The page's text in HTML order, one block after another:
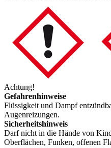
Achtung!
Gefahrenhinweise
Flüssigkeit und Dampf
Augenreizungen.
Sicherheitshinweis
Darf nicht in die Hände von
Oberflächen, Funken, offenen